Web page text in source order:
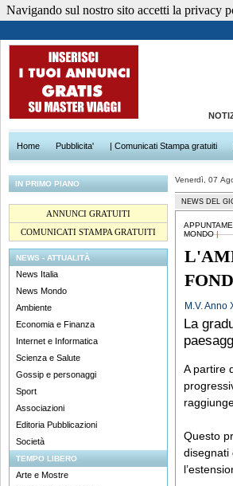
Home Pubblicita' | Comunicati Stampa gratuiti
IN PRIMO PIANO
ANNUNCI GRATUITI
COMUNICATI STAMPA GRATUITI
NEWS - ATTUALITÀ
News Italia
News Mondo
Ambiente
Economia e Finanza
Internet e Informatica
Scienza e Salute
Gossip e personaggi
Sport
Associazioni
Editoria Pubblicazioni
Società
TEMPO LIBERO
Arte e Mostre
Venerdì, 07
NEWS DEL
MONDO|
M.V. Anno
La
A partire
Questo
disegnati
Navigando sul nostro sito accetti la privacy